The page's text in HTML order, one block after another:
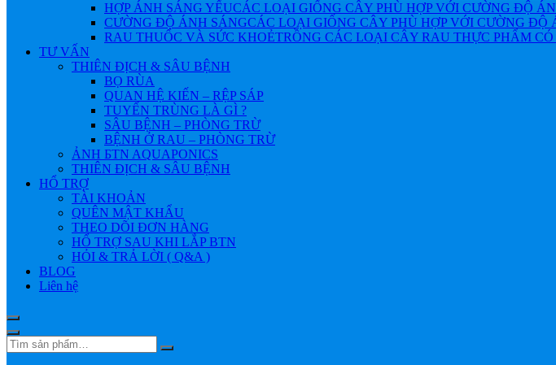
HỢP ÁNH SÁNG YẾUCÁC LOẠI GIỐNG CÂY PHÙ HỢP VỚI CƯỜNG ĐỘ
CƯỜNG ĐỘ ÁNH SÁNGCÁC LOẠI GIỐNG CÂY PHÙ HỢP VỚI CƯỜNG ĐỘ
RAU THUỐC VÀ SỨC KHOẺTRỒNG CÁC LOẠI CÂY RAU THỰC PHẨM
TƯ VẤN
THIÊN ĐỊCH & SÂU BỆNH
BỌ RÙA
QUAN HỆ KIẾN – RỆP SÁP
TUYẾN TRÙNG LÀ GÌ ?
SÂU BỆNH – PHÒNG TRỪ
BỆNH Ở RAU – PHÒNG TRỪ
ẢNH БTN AQUAPONICS
THIÊN ĐỊCH & SÂU BỆNH
HỔ TRỢ
TÀI KHOẢN
QUÊN MẬT KHẨU
THEO DÕI ĐƠN HÀNG
HỔ TRỢ SAU KHI LẮP BTN
HỎI & TRẢ LỜI ( Q&A )
BLOG
Liên hệ